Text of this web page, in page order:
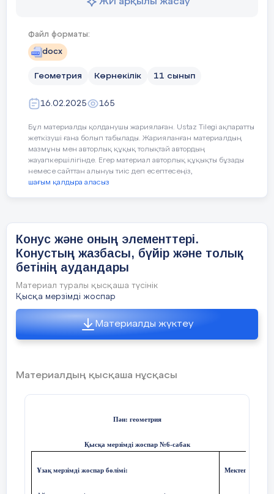
шығару
жолы:
Берілгені:
2.S
Табу керек? Sбүйір=? Sтолық=?
Шешімі:
R =36
R=6
Sбүйір= πRL= π
S = πR(L +R)= π*6*(18+6)=144 π см
2. H=8cм, R=6см
L2=82
Файл форматы:
docx
Геометрия Көрнекілік 11 сынып
16.02.2025 165
Бұл материалды қолданушы жариялаған. Ustaz Tilegi ақпаратты
жеткізуші ғана болып табылады. Жарияланған материалдың
мазмұны мен авторлық құқық толықтай автордың
жауапкершілігінде. Егер материал авторлық құқықты бұзады
немесе сайттан алынуы тиіс деп есептесеңіз,
шағым қалдыра аласыз
Конус және оның элементтері.
Конустың жазбасы, бүйір және толық
бетінің аудандары
Материал туралы қысқаша түсінік
Қысқа мерзімді жоспар
Материалды жүктеу
Материалдың қысқаша нұсқасы
Пән: геометрия
Қысқа мерзімді жоспар №6-сабак
Ұзақ мерзімді жоспар бөлімі: Мектеп: